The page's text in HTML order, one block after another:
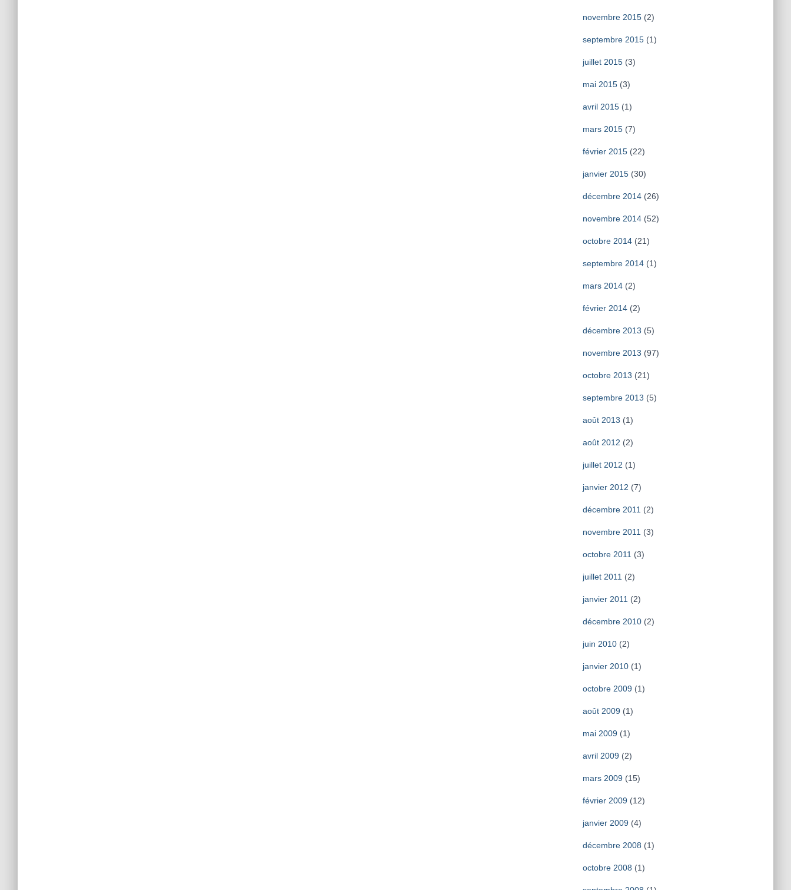
novembre 2015(2)
septembre 2015(1)
juillet 2015(3)
mai 2015(3)
avril 2015(1)
mars 2015(7)
février 2015(22)
janvier 2015(30)
décembre 2014(26)
novembre 2014(52)
octobre 2014(21)
septembre 2014(1)
mars 2014(2)
février 2014(2)
décembre 2013 (5)
novembre 2013 (97)
octobre 2013 (21)
septembre 2013 (5)
août 2013 (1)
août 2012 (2)
juillet 2012 (1)
janvier 2012 (7)
décembre 2011 (2)
novembre 2011 (3)
octobre 2011 (3)
juillet 2011 (2)
janvier 2011 (2)
décembre 2010(2)
juin 2010(2)
janvier 2010(1)
octobre 2009(1)
août 2009(1)
mai 2009(1)
avril 2009(2)
mars 2009(15)
février 2009(12)
janvier 2009(4)
décembre 2008 (1)
octobre 2008 (1)